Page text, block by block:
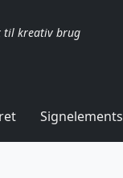
til kreativ brug
Signelements